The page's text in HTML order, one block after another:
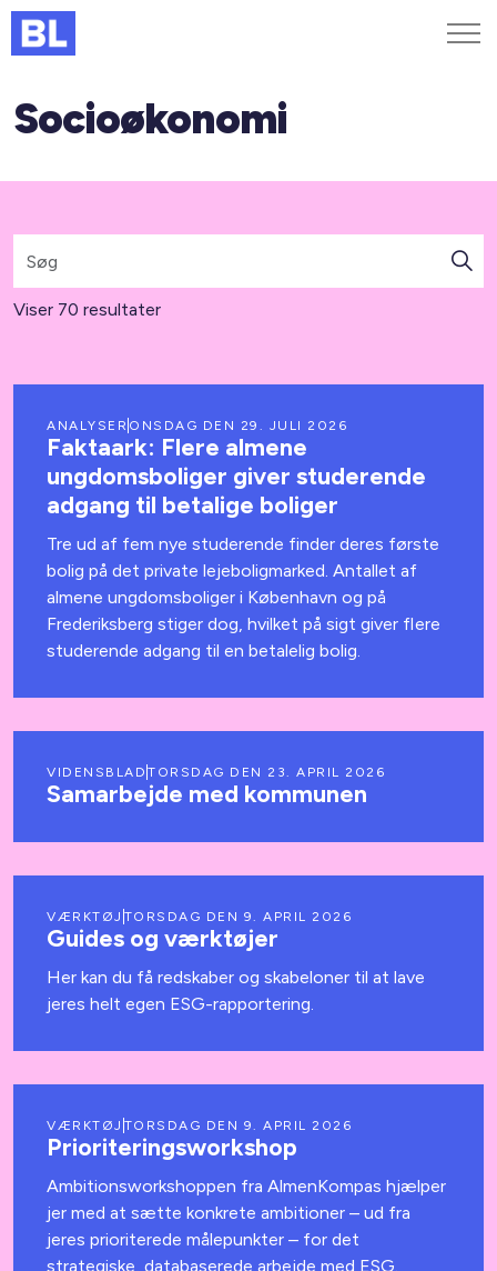
Genveje
Kurser og arrangementer
MitBL
Socioøkonomi
Viser 70 resultater
ANALYSER ONSDAG DEN 29. JULI 2026
Faktaark: Flere almene
ungdomsboliger giver studerende
adgang til betalige boliger
Tre ud af fem nye studerende finder deres første
bolig på det private lejeboligmarked. Antallet af
almene ungdomsboliger i København og på
Frederiksberg stiger dog, hvilket på sigt giver flere
studerende adgang til en betalelig bolig.
VIDENSBLAD TORSDAG DEN 23. APRIL 2026
Samarbejde med kommunen
VÆRKTØJ TORSDAG DEN 9. APRIL 2026
Guides og værktøjer
Her kan du få redskaber og skabeloner til at lave
jeres helt egen ESG-rapportering.
VÆRKTØJ TORSDAG DEN 9. APRIL 2026
Prioriteringsworkshop
Ambitionsworkshoppen fra AlmenKompas hjælper
jer med at sætte konkrete ambitioner – ud fra
jeres prioriterede målepunkter – for det
strategiske, databaserede arbejde med ESG.